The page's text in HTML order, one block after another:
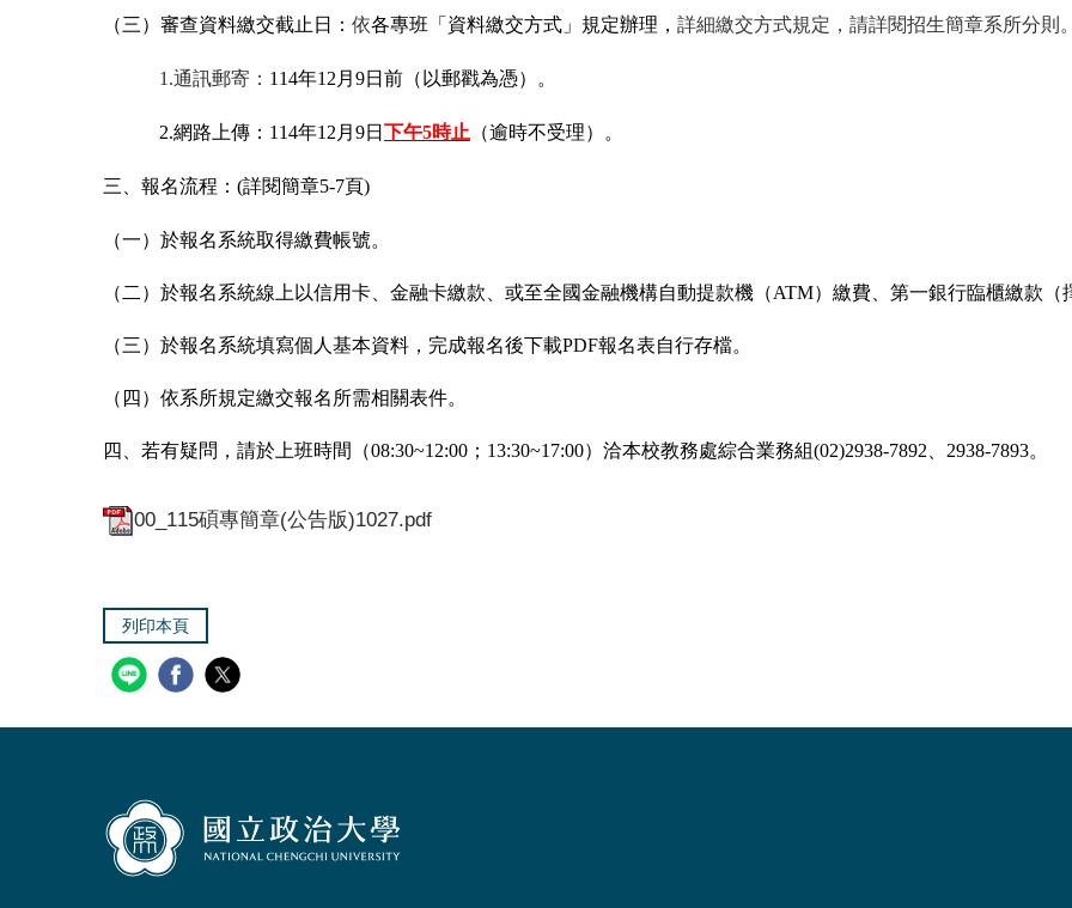
（三）審查資料繳交截止日： 依各專班「資料繳交方式」規定辦理， 詳細繳交方式規定，請詳閱招生簡章系所分則。
1.通訊郵寄： 114年12月9日前（以郵戳為憑）。
2.網路上傳：114年12月9日 下午5時止 （逾時不受理）。
三、報名流程：(詳閱簡章5-7頁)
（一）於報名系統取得繳費帳號。
（二）於報名系統線上以信用卡、金融卡繳款、或至全國金融機構自動提款機（ATM）繳費、第一銀行臨櫃繳款（
（三）於報名系統填寫個人基本資料，完成報名後下載PDF報名表自行存檔。
（四）依系所規定繳交報名所需相關表件。
四、若有疑問，請於上班時間（08:30~12:00；13:30~17:00）洽本校教務處綜合業務組(02)2938-7892、2938-7893。
00_115碩專簡章(公告版)1027.pdf
列印本頁